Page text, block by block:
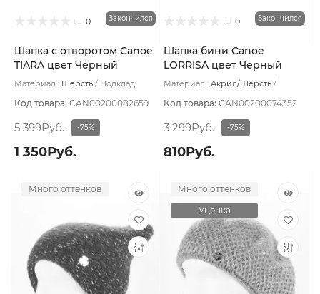
0 Закончился
Шапка с отворотом Canoe
TIARA цвет Чёрный
Материал : Шерсть
Подклад:
Код товара: CAN00200082659
5 399Руб. -75%
1 350Руб.
0 Закончился
Шапка бини Canoe
LORRISA цвет Чёрный
Материал : Акрил/Шерсть
Код товара: CAN00200074352
3 299Руб. -75%
810Руб.
Много оттенков
Много оттенков
Уценка